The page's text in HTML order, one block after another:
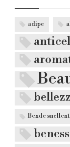
adipe
Bende